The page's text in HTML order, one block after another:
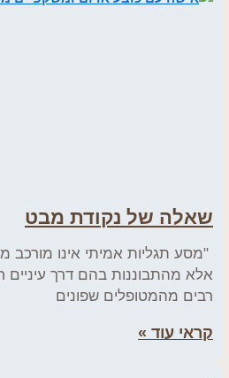
שאלה של נקודת מבט
"מסע תגליות אמיתי אינו מורכב
אלא מהתבוננות בהם דרך
רבים מהמטופלים שפונים
קראי עוד »